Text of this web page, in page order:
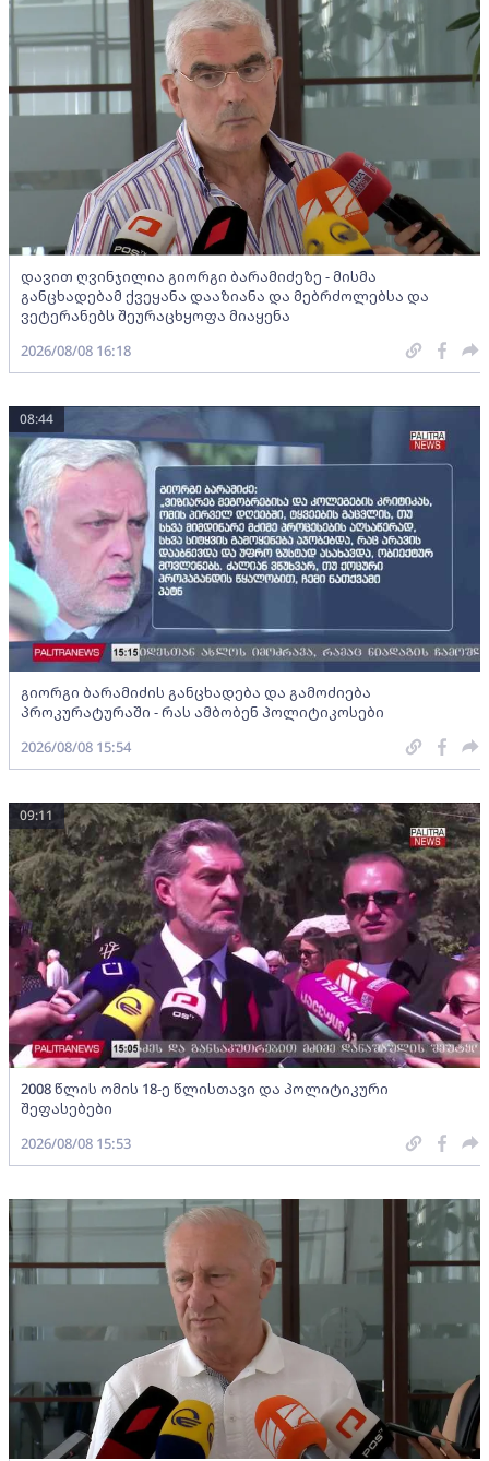
დავით ღვინჯილია გიორგი ბარამიძეზე - მისმა
განცხადებამ ქვეყანა დააზიანა და მებრძოლებსა და
ვეტერანებს შეურაცხყოფა მიაყენა
2026/08/08 16:18
გიორგი ბარამიძის განცხადება და გამოძიება
პროკურატურაში - რას ამბობენ პოლიტიკოსები
08:44
2026/08/08 15:54
2008 წლის ომის 18-ე წლისთავი და პოლიტიკური
შეფასებები
09:11
2026/08/08 15:53